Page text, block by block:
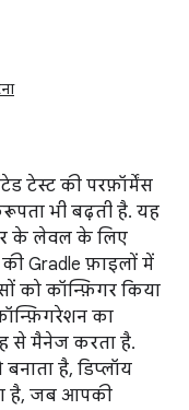
टेस्ट की परफ़ॉर्मेंस
भी बढ़ती है. यह
के लेवल के लिए
Gradle फ़ाइलों में
को कॉन्फ़िगर किया
का
से मैनेज करता है.
है, डिप्लॉय
है, जब आपकी